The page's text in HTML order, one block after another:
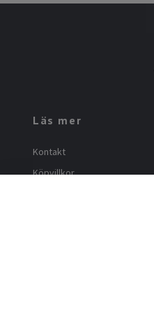
Läs mer
Kontakt
Köpvillkor